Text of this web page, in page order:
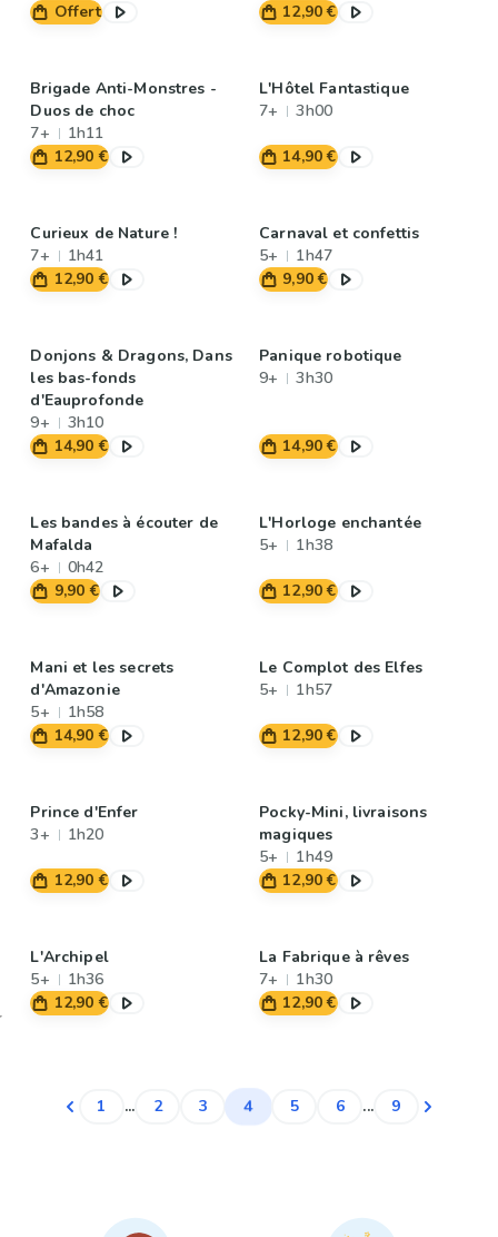
Offert
12,90 €
Brigade Anti-Monstres -
Duos de choc
7+
1h11
12,90 €
L'Hôtel Fantastique
7+
3h00
14,90 €
Curieux de Nature !
7+
1h41
12,90 €
Carnaval et confettis
5+
1h47
9,90 €
Donjons & Dragons, Dans
les bas-fonds
d'Eauprofonde
9+
3h10
14,90 €
Panique robotique
9+
3h30
14,90 €
Les bandes à écouter de
Mafalda
6+
0h42
9,90 €
L'Horloge enchantée
5+
1h38
12,90 €
Mani et les secrets
d'Amazonie
5+
1h58
14,90 €
Le Complot des Elfes
5+
1h57
12,90 €
Prince d'Enfer
3+
1h20
12,90 €
Pocky-Mini, livraisons
magiques
5+
1h49
12,90 €
L'Archipel
5+
1h36
12,90 €
La Fabrique à rêves
7+
1h30
12,90 €
1 ... 2 3 4 5 6 ... 9